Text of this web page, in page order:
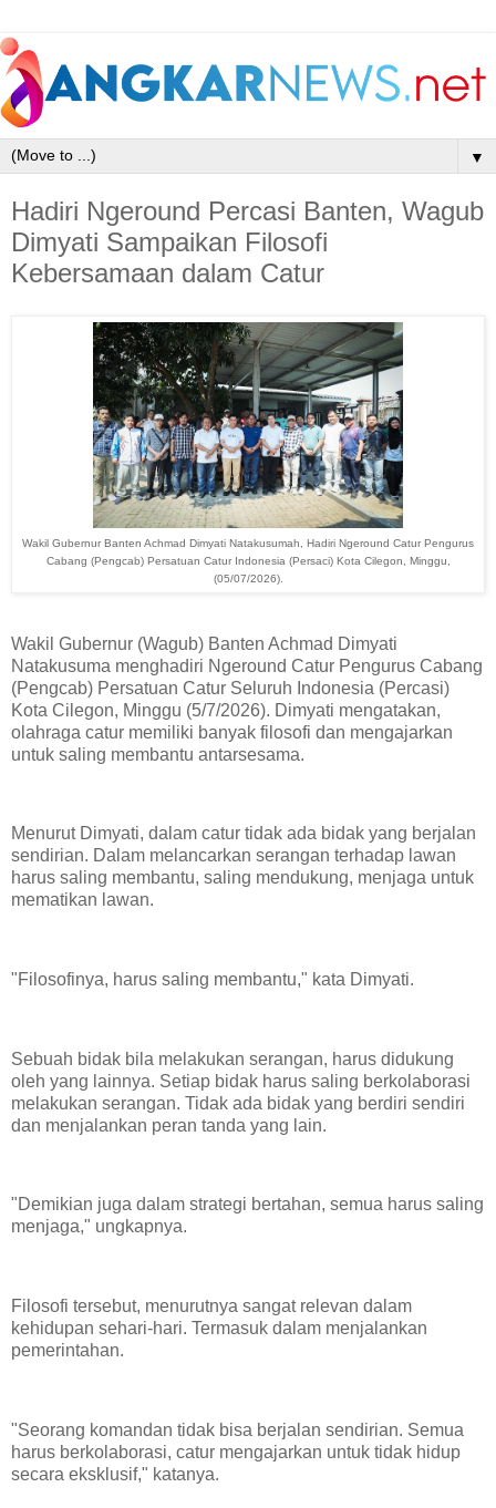
▼
Hadiri Ngeround Percasi Banten, Wagub
Dimyati Sampaikan Filosofi
Kebersamaan dalam Catur
Wakil Gubernur Banten Achmad Dimyati Natakusumah, Hadiri Ngeround Catur Pengurus
Cabang (Pengcab) Persatuan Catur Indonesia (Persaci) Kota Cilegon, Minggu,
(05/07/2026).
Wakil Gubernur (Wagub) Banten Achmad Dimyati
Natakusuma menghadiri Ngeround Catur Pengurus Cabang
(Pengcab) Persatuan Catur Seluruh Indonesia (Percasi)
Kota Cilegon, Minggu (5/7/2026). Dimyati mengatakan,
olahraga catur memiliki banyak filosofi dan mengajarkan
untuk saling membantu antarsesama.
Menurut Dimyati, dalam catur tidak ada bidak yang berjalan
sendirian. Dalam melancarkan serangan terhadap lawan
harus saling membantu, saling mendukung, menjaga untuk
mematikan lawan.
"Filosofinya, harus saling membantu," kata Dimyati.
Sebuah bidak bila melakukan serangan, harus didukung
oleh yang lainnya. Setiap bidak harus saling berkolaborasi
melakukan serangan. Tidak ada bidak yang berdiri sendiri
dan menjalankan peran tanda yang lain.
"Demikian juga dalam strategi bertahan, semua harus saling
menjaga," ungkapnya.
Filosofi tersebut, menurutnya sangat relevan dalam
kehidupan sehari-hari. Termasuk dalam menjalankan
pemerintahan.
"Seorang komandan tidak bisa berjalan sendirian. Semua
harus berkolaborasi, catur mengajarkan untuk tidak hidup
secara eksklusif," katanya.